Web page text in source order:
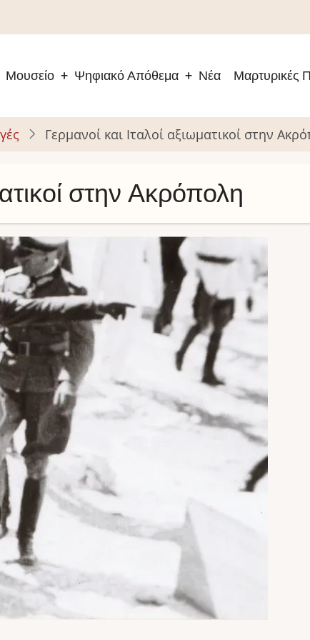
Μουσείο Ψηφιακό Απόθεμα Νέα Μαρτυρικές
Γερμανοί και Ιταλοί αξιωματικοί στην
στην Ακρόπολη